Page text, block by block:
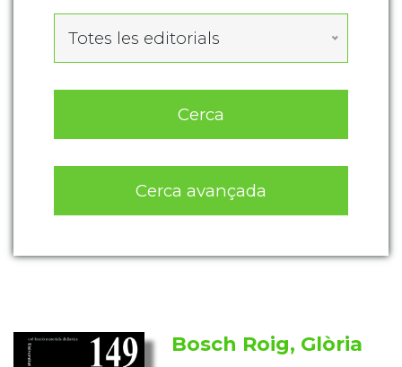
Totes les editorials
Cerca
Cerca avançada
Bosch Roig, Glòria